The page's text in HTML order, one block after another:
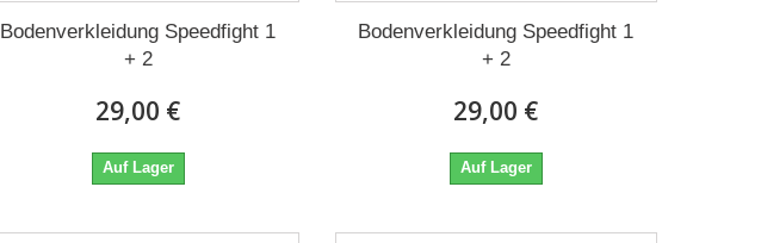
Bodenverkleidung Speedfight 1
+ 2
29,00 €
Auf Lager
Bodenverkleidung Speedfight 1
+ 2
29,00 €
Auf Lager